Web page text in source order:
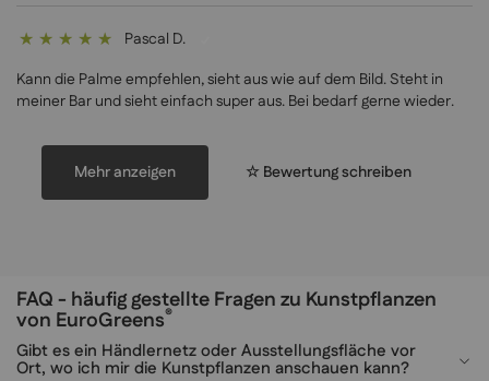
Pascal D.
Kann die Palme empfehlen, sieht aus wie auf dem Bild. Steht in
meiner Bar und sieht einfach super aus. Bei bedarf gerne wieder.
Mehr anzeigen ☆ Bewertung schreiben
FAQ - häufig gestellte Fragen zu Kunstpflanzen
von EuroGreens®
Gibt es ein Händlernetz oder Ausstellungsfläche vor
Ort, wo ich mir die Kunstpflanzen anschauen kann?